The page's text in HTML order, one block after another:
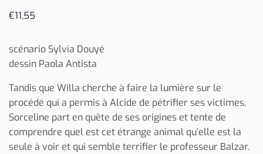
€11,55
scénario Sylvia Douyé
dessin Paola Antista
Tandis que Willa cherche à faire la lumière sur le
procédé qui a permis à Alcide de pétrifier ses victimes,
Sorceline part en quête de ses origines et tente de
comprendre quel est cet étrange animal qu’elle est la
seule à voir et qui semble terrifier le professeur Balzar.